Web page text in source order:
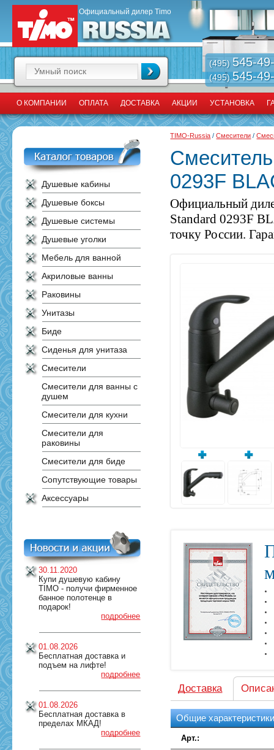
Официальный дилер Timo
(495) 545-
(495)545-
О КОМПАНИИ ОПЛАТА ДОСТАВКА АКЦИИ УСТАНОВКА
Душевые кабины
Душевые боксы
Душевые системы
Душевые уголки
Мебель для ванной
Акриловые ванны
Раковины
Унитазы
Биде
Сиденья для унитаза
Смесители
Смесители для ванны с
душем
Смесители для кухни
Смесители для
раковины
Смесители для биде
Сопутствующие товары
Аксессуары
30.11.2020
Купи душевую кабину
TIMO - получи фирменное
банное полотенце в
подарок!
подробнее
01.08.2026
Бесплатная доставка и
подъем на лифте!
подробнее
01.08.2026
Бесплатная доставка в
пределах МКАД!
подробнее
TIMO-Russia /Смесители /
0293F
Официальный
Standard 0293F
точку России.
Доставка
Общие
Арт.: